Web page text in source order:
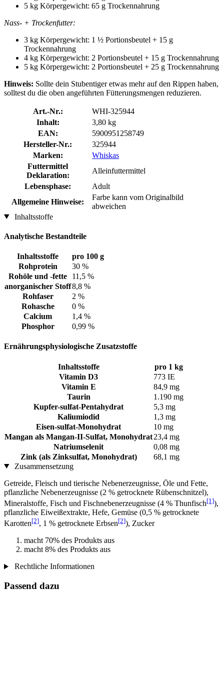
5 kg Körpergewicht: 65 g Trockennahrung
Nass- + Trockenfutter:
3 kg Körpergewicht: 1 ½ Portionsbeutel + 15 g
Trockennahrung
4 kg Körpergewicht: 2 Portionsbeutel + 15 g Trockennahrung
5 kg Körpergewicht: 2 Portionsbeutel + 25 g Trockennahrung
Hinweis: Sollte dein Stubentiger etwas mehr auf den Rippen haben,
solltest du die oben angeführten Fütterungsmengen reduzieren.
Art.-Nr.:
WHI-325944
Inhalt:
3,80 kg
EAN:
5900951258749
Hersteller-Nr.:
325944
Marken:
Whiskas
Futtermittel
Deklaration:
Alleinfuttermittel
Lebensphase:
Adult
Allgemeine Hinweise:
Farbe kann vom Originalbild
abweichen
Inhaltsstoffe
Analytische Bestandteile
Inhaltsstoffe
pro 100 g
Rohprotein
30 %
Rohöle und -fette
11,5 %
anorganischer Stoff8,8 %
Rohfaser
2 %
Rohasche
0 %
Calcium
1,4 %
Phosphor
0,99 %
Ernährungsphysiologische Zusatzstoffe
Inhaltsstoffe
pro 1 kg
Vitamin D3
773 IE
Vitamin E
84,9 mg
Taurin
1.190 mg
Kupfer-sulfat-Pentahydrat
5,3 mg
Kaliumiodid
1,3 mg
Eisen-sulfat-Monohydrat
10 mg
Mangan als Mangan-II-Sulfat, Monohydrat23,4 mg
Natriumselenit
0,08 mg
Zink (als Zinksulfat, Monohydrat)
68,1 mg
Zusammensetzung
Getreide, Fleisch und tierische Nebenerzeugnisse, Öle und Fette,
pflanzliche Nebenerzeugnisse (2 % getrocknete Rübenschnitzel),
Mineralstoffe, Fisch und Fischnebenerzeugnisse (4 % Thunfisch[1]),
pflanzliche Eiweißextrakte, Hefe, Gemüse (0,5 % getrocknete
Karotten[2], 1 % getrocknete Erbsen[2]), Zucker
macht 70% des Produkts aus
macht 8% des Produkts aus
Rechtliche Informationen
Passend dazu